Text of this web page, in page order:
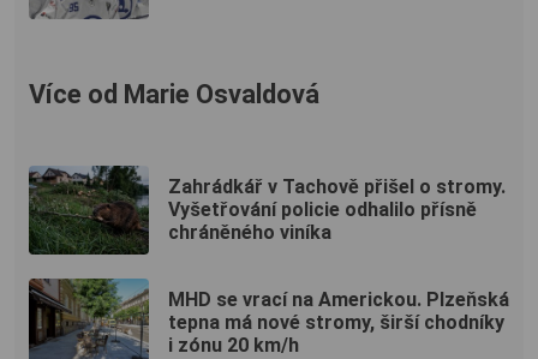
Více od Marie Osvaldová
Zahrádkář v Tachově přišel o stromy.
Vyšetřování policie odhalilo přísně
chráněného viníka
MHD se vrací na Americkou. Plzeňská
tepna má nové stromy, širší chodníky
i zónu 20 km/h